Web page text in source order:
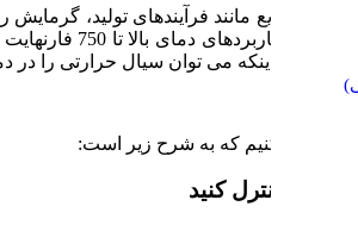
از صنایع مانند فرآیندهای تولید،
و آب گرم می توان برای فرآیندهای دمای پایین استفاده کرد. استفاده از
از جمله اینکه می توان سیال حرارتی را
می کنیم که به شرح زیر است:
کنترل کنید